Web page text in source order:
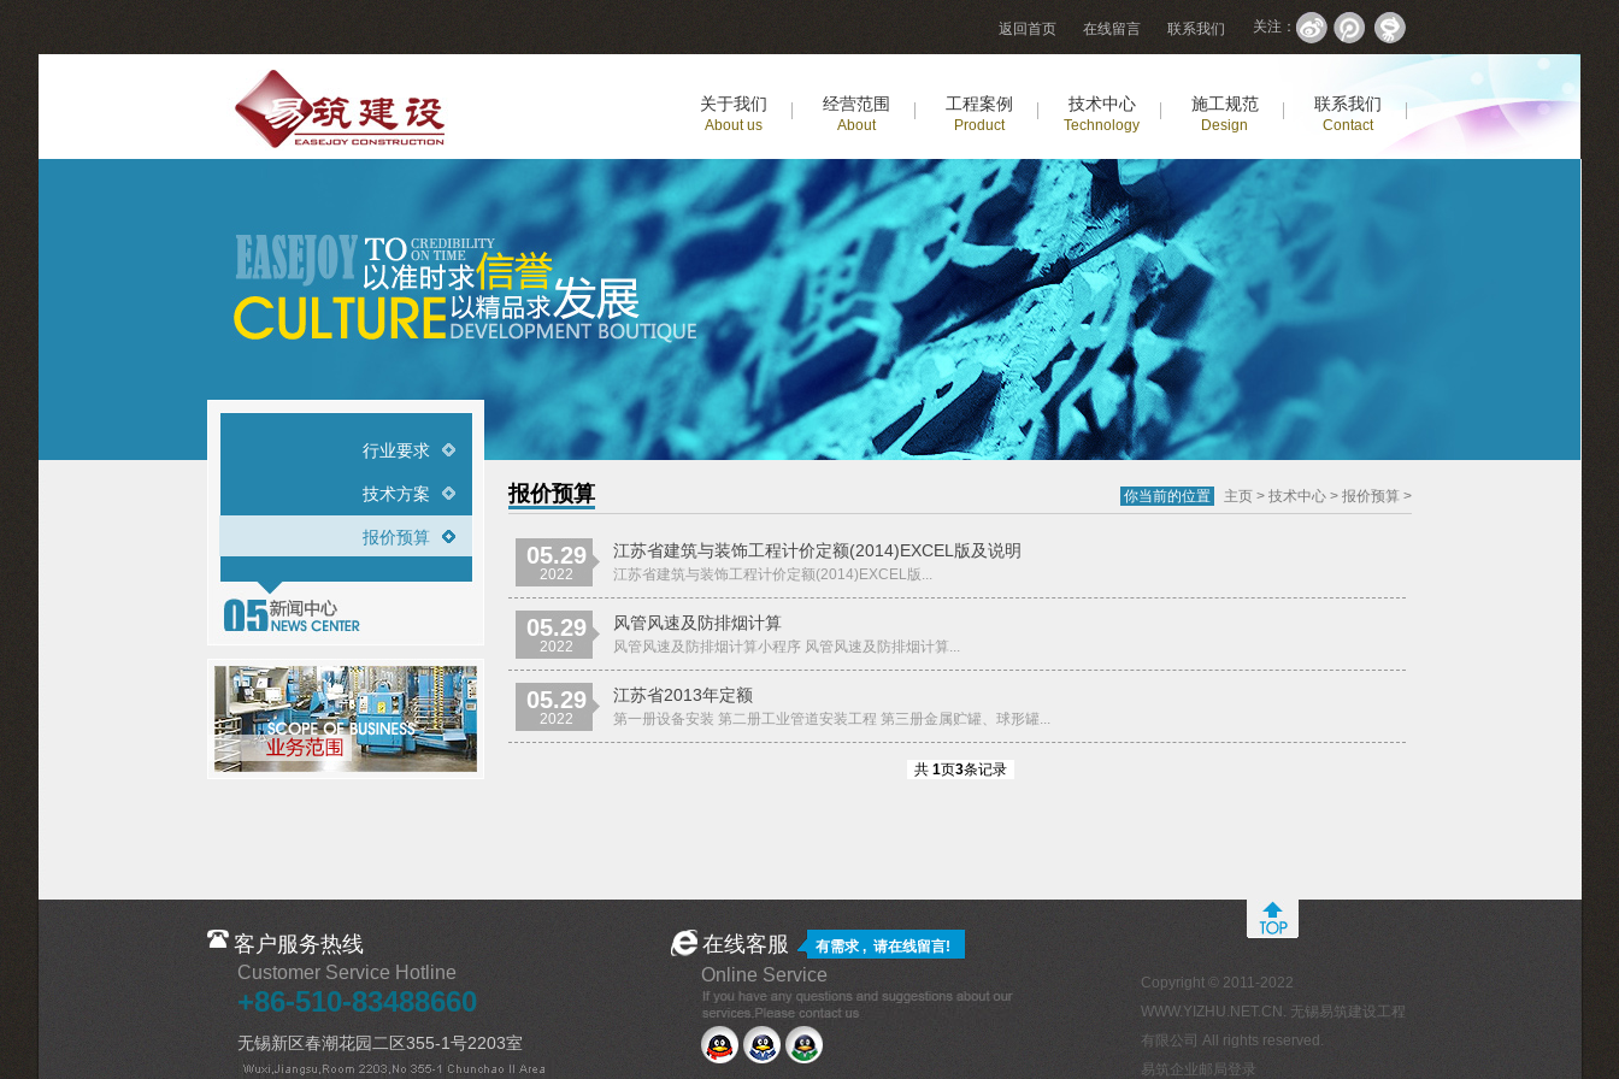
返回首页 在线留言 联系我们 关注：
关于我们
About us
经营范围
About
工程案例
Product
技术中心
Technology
施工规范
Design
联系我们
Contact
行业要求
技术方案
报价预算
你当前的位置 主页 > 技术中心 > 报价预算 >
报价预算
05.29
2022
江苏省建筑与装饰工程计价定额(2014)EXCEL版及说明
江苏省建筑与装饰工程计价定额(2014)EXCEL版...
05.29
2022
风管风速及防排烟计算
风管风速及防排烟计算小程序 风管风速及防排烟计算...
05.29
2022
江苏省2013年定额
第一册设备安装 第二册工业管道安装工程 第三册金属贮罐、球形罐...
共 1页3条记录
客户服务热线
Customer Service Hotline
+86-510-83488660
无锡新区春潮花园二区355-1号2203室
在线客服 有需求 , 请在线留言!
Online Service
Copyright © 2011-2022
WWW.YIZHU.NET.CN. 无锡易筑建设工程
有限公司 All rights reserved.
易筑企业邮局登录